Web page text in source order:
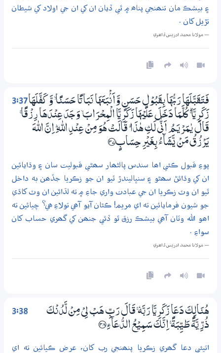
۽ بيشڪ مان تنھنجي پناھ ۾ ٿي ڏيان ان کي ان جي اولاد کي شيطان
تڙيل کان .
— مولانا محمد ادريس ڏاھري
3:37 فَتَقَبَّلَهَا رَبُّهَا بِقَبُوْلٍ حَسَنٍ وَّاَنْۢبَتَهَا نَبَاتًا حَسَـنًا ۙ وَّكَفَّلَهَا
زَكَرِيَّا ڝ كُلَّمَا دَخَلَ عَلَيْهَا زَكَرِيَّا الْمِحْرَابَ ۙ وَجَدَ عِنْدَھَا رِزْقًا ۚ
قَالَ يٰـمَرْيَـمُ اَنّٰى لَكِ ھٰذَا ۭ قَالَتْ ھُوَ مِنْ عِنْدِ اللّٰهِ ۭ اِنَّ اللّٰهَ
يَرْزُقُ مَنْ يَّشَاۗءُ بِغَيْرِ حِسَابٍ ؀37
پوءِ قبول ڪئي اھا سندس پالڻھار سھڻي قبوليت سان ۽ وڌايائين
ان کي وڌائڻ سھڻو ۽ سنڀاليندڙ ٿيو ان جو زڪريا جڏھن به داخل
ٿيو ان وٽ زڪريا ان جي عبادت واري جاءِ ۾ ته لڌائين ان وٽ کاڌي
جو شيون فرمايائين ته اي مريم! ڪٿان آيو آھي تولاءِ ھي؟ چيائين ته
اھو الله وٽان آھي بيشڪ رزق ٿو ڏئي جنھن کي گھري حساب کان
سواءِ .
— مولانا محمد ادريس ڏاھري
3:38
ھُنَالِكَ دَعَا زَكَرِيَّا رَبَّهٗ ۚ قَالَ رَبِّ ھَبْ لِيْ مِنْ لَّدُنْكَ
ذُرِّيَّةً طَيِّبَةً ۚ اِنَّكَ سَـمِيْعُ الدُّعَاۗءِ ؀38
اتيئي دعا گھري زڪريا پنھنجي رب کان، عرض ڪيائين ته اي